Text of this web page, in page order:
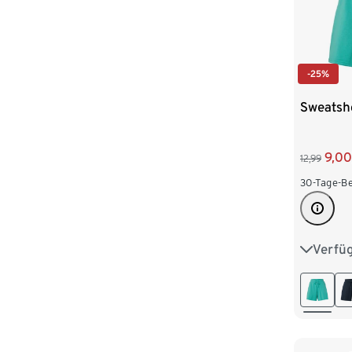
-25%
12,99 9,00
30-Tage-
S 36/38
L 44/46